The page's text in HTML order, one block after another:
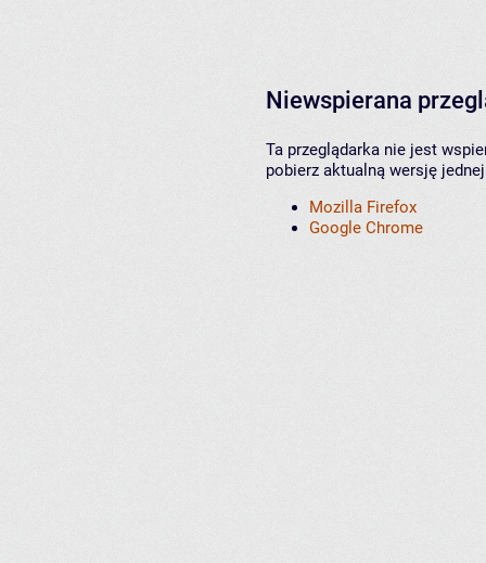
Niewspierana
Ta przeglądarka nie jest
pobierz aktualną wersję
Mozilla Firefox
Google Chrome